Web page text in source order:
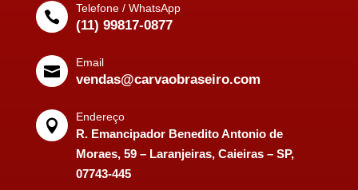

Telefone / WhatsApp
(11) 99817-0877

Email
vendas@carvaobraseiro.com

Endereço
R. Emancipador Benedito Antonio de
Moraes, 59 – Laranjeiras, Caieiras – SP,
07743-445